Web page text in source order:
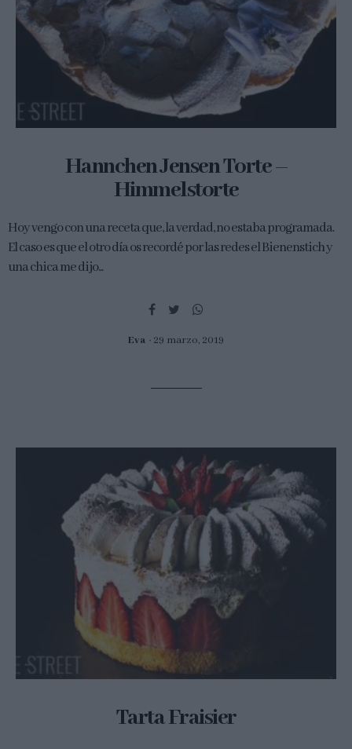
Hannchen Jensen Torte –
Himmelstorte
Hoy vengo con una receta que, la verdad, no estaba programada.
El caso es que el otro día os recordé por las redes el Bienenstich y
una chica me dijo...
Eva 29 marzo, 2019
Tarta Fraisier